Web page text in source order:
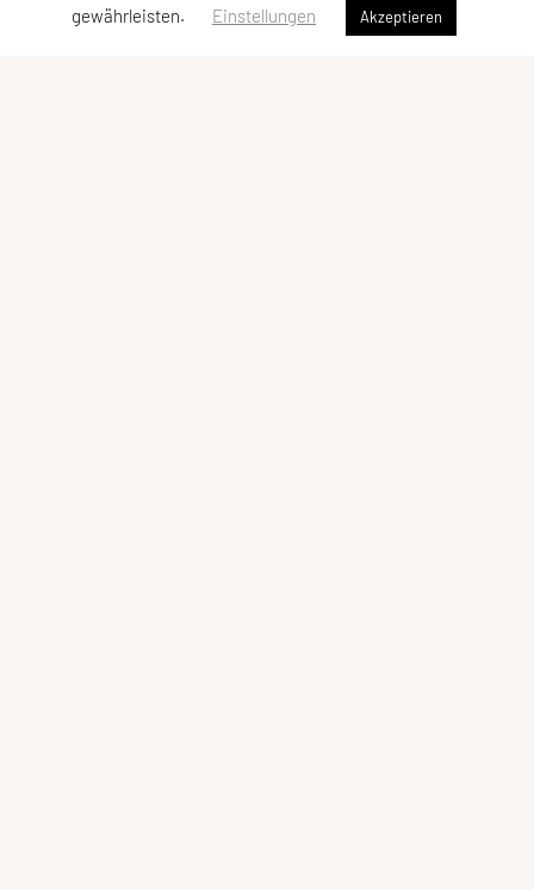
gewährleisten.
Einstellungen Akzeptieren